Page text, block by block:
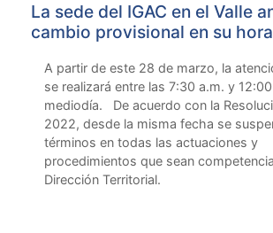
La sede del IGAC en el Valle
cambio provisional en su
A partir de este 28 de marzo, la
se realizará entre las 7:30 a.m. y
mediodía. De acuerdo con la
2022, desde la misma fecha se
términos en todas las actuaciones y
procedimientos que sean
Dirección Territorial.